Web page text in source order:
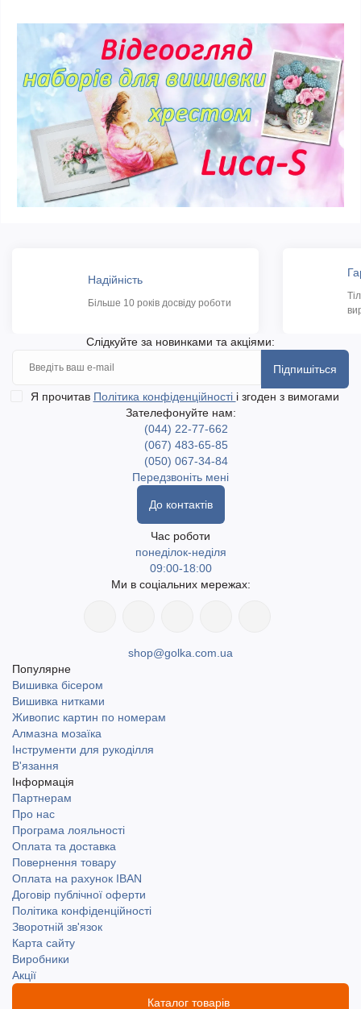
Надійність
Більше 10 років досвіду роботи
Слідкуйте за новинками та акціями:
Підпишіться
Я прочитав Політика конфіденційності і згоден з вимогами
Зателефонуйте нам:
(044) 22-77-662
(067) 483-65-85
(050) 067-34-84
Передзвоніть мені
До контактів
Час роботи
понеділок-неділя
09:00-18:00
Ми в соціальних мережах:
shop@golka.com.ua
Популярне
Вишивка бісером
Вишивка нитками
Живопис картин по номерам
Алмазна мозаїка
Інструменти для рукоділля
В'язання
Інформація
Партнерам
Про нас
Програма лояльності
Оплата та доставка
Повернення товару
Оплата на рахунок IBAN
Договір публічної оферти
Політика конфіденційності
Зворотній зв'язок
Карта сайту
Виробники
Акції
Каталог товарів